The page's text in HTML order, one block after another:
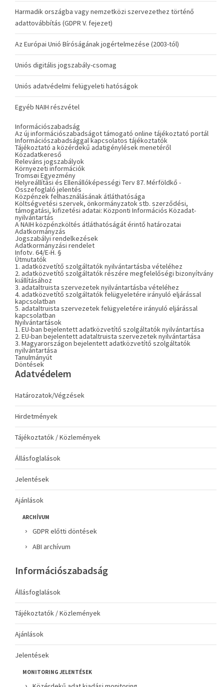
Harmadik országba vagy nemzetközi szervezethez történő
adattovábbítás (GDPR V. fejezet)
Az Európai Unió Bíróságának jogértelmezése (2003-tól)
Uniós digitális jogszabály-csomag
Uniós adatvédelmi felügyeleti hatóságok
Egyéb NAIH részvétel
Információszabadság
Az új információszabadságot támogató online tájékoztató portál
Információszabadsággal kapcsolatos tájékoztatók
Tájékoztató a közérdekű adatigénylések menetéről
Közadatkereső
Releváns jogszabályok
Környezeti információk
Tromsøi Egyezmény
Helyreállítási és Ellenállóképességi Terv 87. Mérföldkő -
Összefoglaló jelentés
Közpénzek felhasználásának átláthatósága
Költségvetési szervek, önkormányzatok stb. szerződési,
támogatási, kifizetési adatai: Központi Információs Közadat-
nyilvántartás
A NAIH közpénzköltés átláthatóságát érintő határozatai
Adatkormányzás
Jogszabályi rendelkezések
Adatkormányzási rendelet
Infotv. 64/E-H. §
Útmutatók
1. adatközvetítő szolgáltatók nyilvántartásba vételéhez
2. adatközvetítő szolgáltatók részére megfelelőségi bizonyítvány
kiállításához
3. adataltruista szervezetek nyilvántartásba vételéhez
4. adatközvetítő szolgáltatók felügyeletére irányuló eljárással
kapcsolatban
5. adataltruista szervezetek felügyeletére irányuló eljárással
kapcsolatban
Nyilvántartások
1. EU-ban bejelentett adatközvetítő szolgáltatók nyilvántartása
2. EU-ban bejelentett adataltruista szervezetek nyilvántartása
3. Magyarországon bejelentett adatközvetítő szolgáltatók
nyilvántartása
Tanulmányút
Döntések
Adatvédelem
Határozatok/Végzések
Hirdetmények
Tájékoztatók / Közlemények
Állásfoglalások
Jelentések
Ajánlások
ARCHÍVUM
GDPR előtti döntések
ABI archívum
Információszabadság
Állásfoglalások
Tájékoztatók / Közlemények
Ajánlások
Jelentések
MONITORING JELENTÉSEK